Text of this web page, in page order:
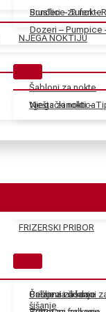
Šabloni za nokte
Vještački nokti –
Sunđeri – Tuferi –
Dozeri – Pumpice
Brusilice za nokte
NJEGA NOKTIJU
Njega zanoktica
Češljevi i dodaci
šišanje
Balzami za kosu
FRIZERSKI PRIBOR
Pribor za šišanje